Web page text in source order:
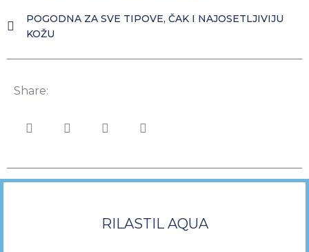
POGODNA ZA SVE TIPOVE, ČAK I NAJOSETLJIVIJU
KOŽU
Share:
RILASTIL AQUA